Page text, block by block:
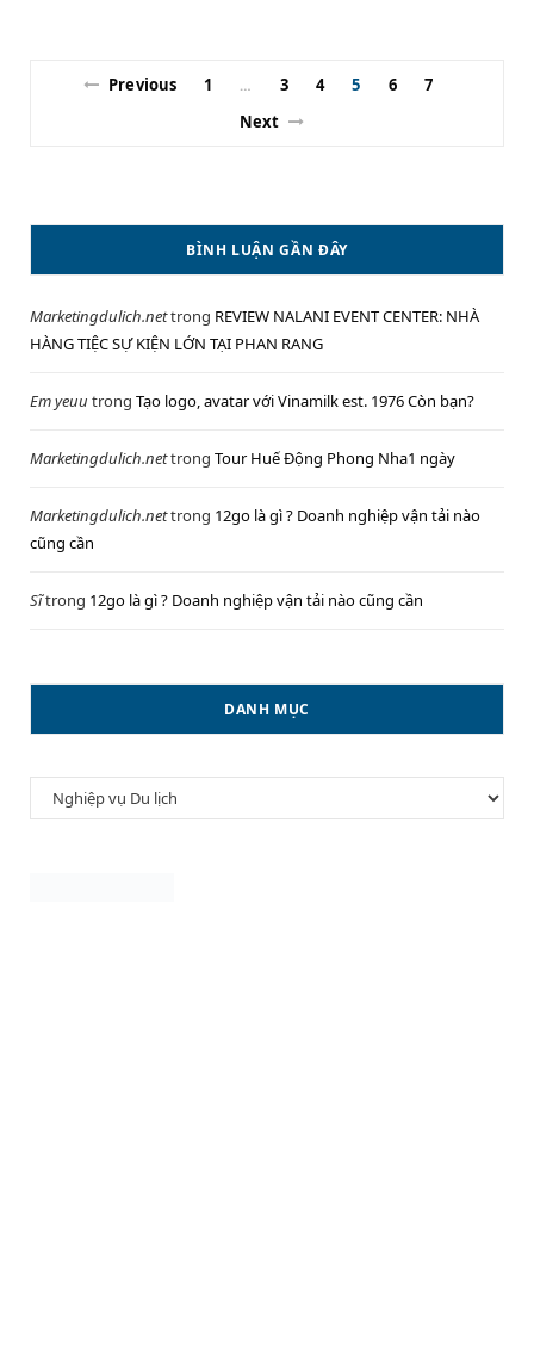
Previous 1 … 3 4 5 6
7
Next
BÌNH LUẬN GẦN ĐÂY
Marketingdulich.nettrong REVIEW NALANI EVENT CENTER: NHÀ
HÀNG TIỆC SỰ KIỆN LỚN TẠI PHAN RANG
Em yeuu trong Tạo logo, avatar với Vinamilk est. 1976 Còn bạn?
Marketingdulich.nettrong Tour Huế Động Phong Nha1 ngày
Marketingdulich.nettrong 12go là gì ? Doanh nghiệp vận tải nào
cũng cần
Sĩtrong 12go là gì ? Doanh nghiệp vận tải nào cũng cần
DANH MỤC
Danh
mục